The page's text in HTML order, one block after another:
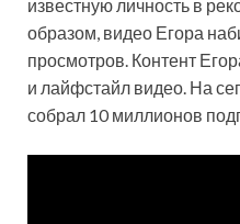
известную личность в
образом, видео Егора
просмотров. Контент
и лайфстайл видео. На
собрал 10 миллионов